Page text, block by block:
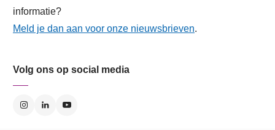
informatie?
Meld je dan aan voor onze nieuwsbrieven.
Volg ons op social media